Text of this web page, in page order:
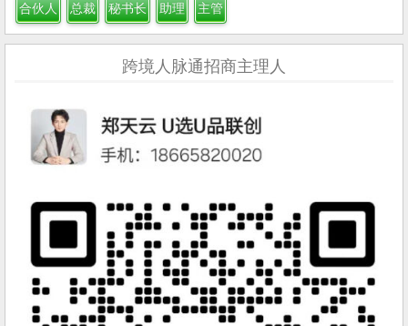
合伙人 总裁 秘书长 助理 主管
跨境人脉通招商主理人